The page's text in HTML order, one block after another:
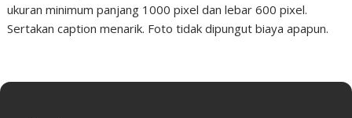
ukuran minimum panjang 1000 pixel dan lebar 600 pixel.
Sertakan caption menarik. Foto tidak dipungut biaya apapun.